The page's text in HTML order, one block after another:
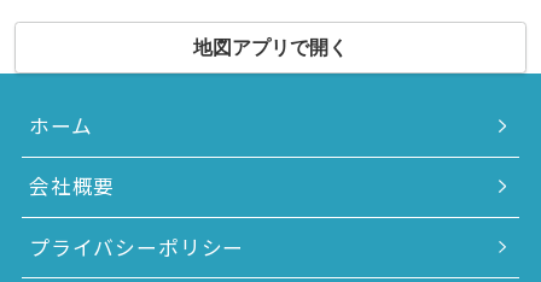
地図アプリで開く
ホーム
会社概要
プライバシーポリシー